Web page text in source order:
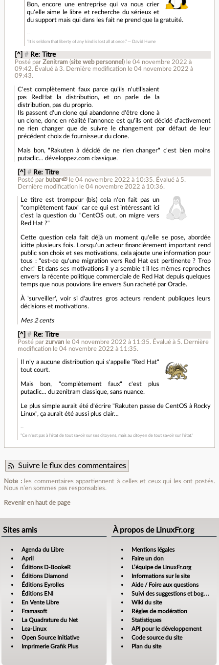
Bon, encore une entreprise qui va nous crier
qu'elle aime le libre et recherche du sérieux et
du support mais qui dans les fait ne prend que la gratuité.
“It is seldom that liberty of any kind is lost all at once.” ― David Hume
[^] # Re: Titre
Posté par Zenitram(site web personnel ) le 04 novembre 2022 à
09:42. Évalué à 3. Dernière modification le 04 novembre 2022 à
09:43.
C'est complètement faux parce qu'ils n'utilisaient
pas RedHat la distribution, et on parle de la
distribution, pas du proprio.
Ils passent d'un clone qui abandonne d'être clone à
un clone, donc en réalité l'annonce est qu'ils ont décidé d'activement
ne rien changer que de suivre le changement par défaut de leur
précédent choix de fournisseur du clone.
Mais bon, "Rakuten à décidé de ne rien changer" c'est bien moins
putaclic… développez.com classique.
[^] # Re: Titre
Posté par bubar🦥 le 04 novembre 2022 à 10:35. Évalué à 5.
Dernière modification le 04 novembre 2022 à 10:36.
Le titre est trompeur (bis) cela n'en fait pas un
"complètement faux" car ce qui est intéressant ici
c'est la question du "CentOS out, on migre vers
Red Hat ?"
Cette question cela fait déjà un moment qu'elle se pose, abordée
icitte plusieurs fois. Lorsqu'un acteur financièrement important rend
public son choix et ses motivations, cela ajoute une information pour
tous : "est-ce qu'une migration vers Red Hat est pertinente ? Trop
cher." Et dans ses motivations il y a semble t il les mêmes reproches
envers la récente politique commerciale de Red Hat depuis quelques
temps que nous pouvions lire envers Sun racheté par Oracle.
À 'surveiller', voir si d'autres gros acteurs rendent publiques leurs
décisions et motivations.
Mes 2 cents
[^] # Re: Titre
Posté parzurvan le 04 novembre 2022 à 11:35. Évalué à 5. Dernière
modification le 04 novembre 2022 à 11:35.
Il n'y a aucune distribution qui s'appelle "Red Hat"
tout court.
Mais bon, "complètement faux" c'est plus
putaclic… du zenitram classique, sans nuance.
Le plus simple aurait été d'écrire "Rakuten passe de CentOS à Rocky
Linux", ça aurait été aussi plus clair…
"Ce n'est pas à l'état de tout savoir sur ses citoyens, mais au citoyen de tout savoir sur l'état."
Suivre le flux des commentaires
Note :les commentaires appartiennent à celles et ceux qui les ont postés.
Nous n’en sommes pas responsables.
Revenir en haut de page
Sites amis
Agenda du Libre
April
Éditions D-BookeR
Éditions Diamond
Éditions Eyrolles
Éditions ENI
En Vente Libre
Framasoft
La Quadrature du Net
Lea-Linux
Open Source Initiative
Imprimerie Grafik Plus
À propos de LinuxFr.org
Mentions légales
Faire un don
L’équipe de LinuxFr.org
Informations sur le site
Aide / Foire aux questions
Suivi des suggestions et bogues
Wiki du site
Règles de modération
Statistiques
API pour le développement
Code source du site
Plan du site